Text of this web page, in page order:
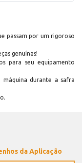
passam por um rigoroso
genuínas!
para seu equipamento
máquina durante a safra
da Aplicação